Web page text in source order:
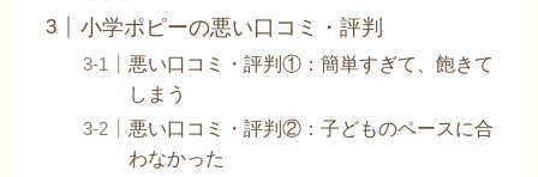
小学ポピーの悪い口コミ・評判
悪い口コミ・評判①：簡単すぎて、飽きて
しまう
悪い口コミ・評判②：子どものペースに合
わなかった